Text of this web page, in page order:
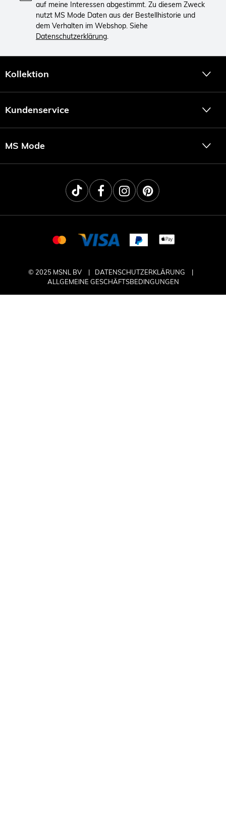
auf meine Interessen abgestimmt. Zu diesem Zweck
nutzt MS Mode Daten aus der Bestellhistorie und
dem Verhalten im Webshop. Siehe
Datenschutzerklärung.
Kollektion
Kundenservice
MS Mode
© 2025 MSNL BV
DATENSCHUTZERKLÄRUNG
ALLGEMEINE GESCHÄFTSBEDINGUNGEN